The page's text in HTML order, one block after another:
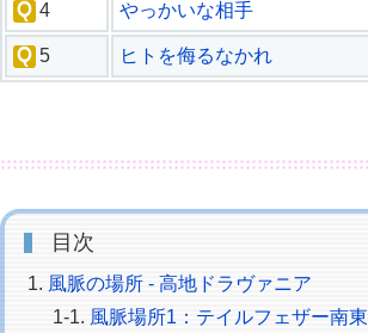
4 やっかいな相手
5 ヒトを侮るなかれ
目次
風脈の場所 - 高地ドラヴァニア
風脈場所1：テイルフェザー南東